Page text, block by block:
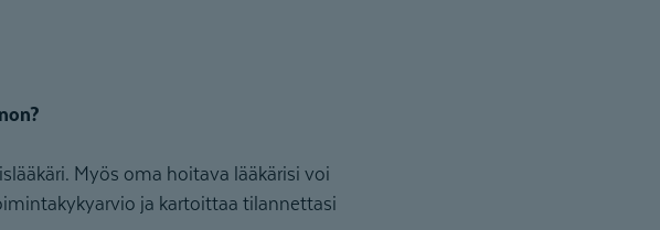
Myös oma hoitava lääkärisi voi
ja kartoittaa tilannettasi